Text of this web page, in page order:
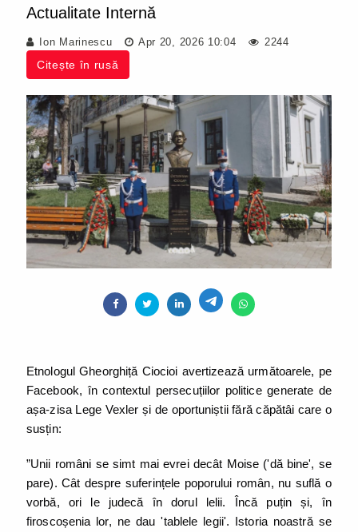
Actualitate Internă
Ion Marinescu Apr 20, 2026 10:04 2244
Citește în rusă
Etnologul Gheorghiță Ciocioi avertizează următoarele, pe
Facebook, în contextul persecuțiilor politice generate de
așa-zisa Lege Vexler și de oportuniștii fără căpătâi care o
susțin:
”Unii români se simt mai evrei decât Moise ('dă bine', se
pare). Cât despre suferințele poporului român, nu suflă o
vorbă, ori le judecă în dorul lelii. Încă puțin și, în
firoscoșenia lor, ne dau 'tablele legii'. Istoria noastră se